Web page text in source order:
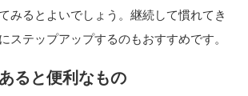
みるとよいでしょう。継続して慣れてき
ステップアップするのもおすすめです。
ると便利なもの